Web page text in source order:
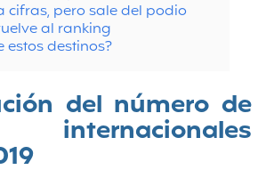
cifras, pero sale del podio
al ranking
estos destinos?
del número de
internacionales